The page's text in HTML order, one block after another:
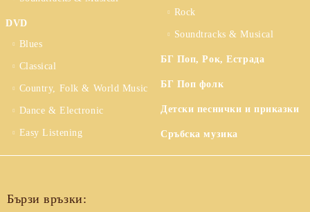
DVD
Blues
Classical
Country, Folk & World Music
Dance & Electronic
Easy Listening
Rock
Soundtracks & Musical
БГ Поп, Рок, Естрада
БГ Поп фолк
Детски песнички и приказки
Сръбска музика
Бързи връзки: